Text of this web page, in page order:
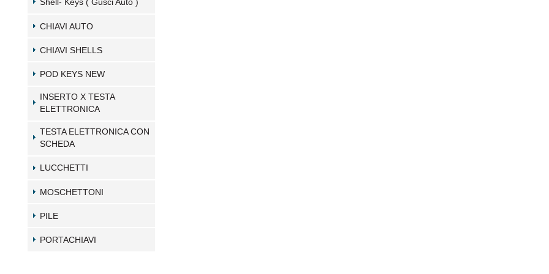
Shell- Keys ( Gusci Auto )
CHIAVI AUTO
CHIAVI SHELLS
POD KEYS NEW
INSERTO X TESTA
ELETTRONICA
TESTA ELETTRONICA CON
SCHEDA
LUCCHETTI
MOSCHETTONI
PILE
PORTACHIAVI